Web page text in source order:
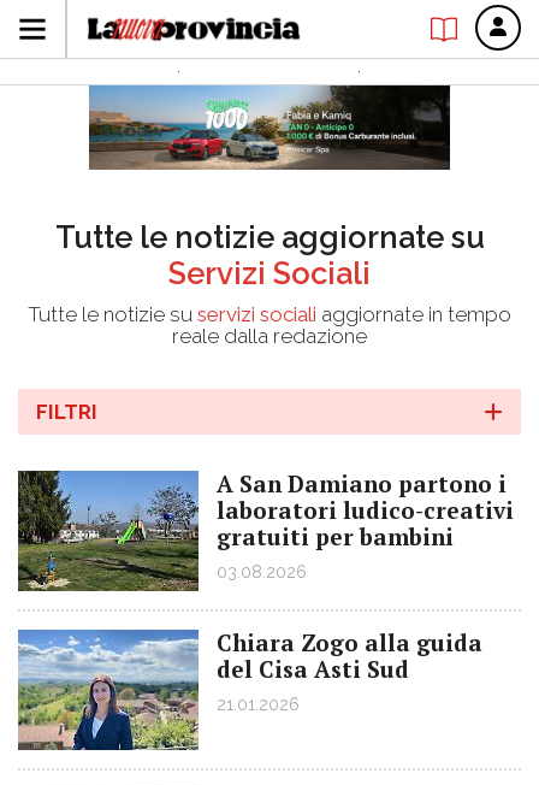
Tutte le notizie aggiornate su
Servizi Sociali
Tutte le notizie su servizi sociali aggiornate in tempo
reale dalla redazione
FILTRI
A San Damiano partono i
laboratori ludico-creativi
gratuiti per bambini
03.08.2026
Chiara Zogo alla guida
del Cisa Asti Sud
21.01.2026